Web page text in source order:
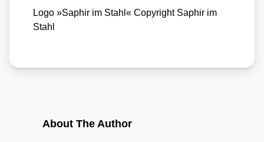
Logo »Saphir im Stahl« Copy­right Saphir im
Stahl
About The Author